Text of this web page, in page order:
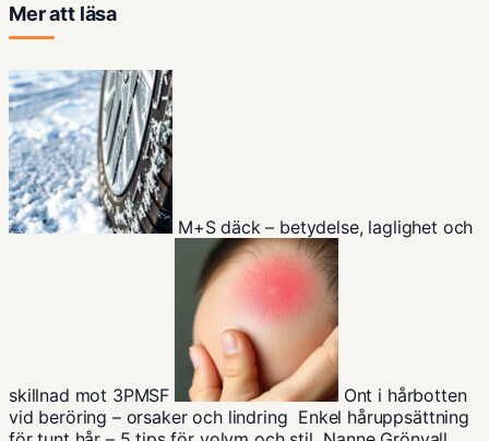
Mer att läsa
M+S däck – betydelse, laglighet och
skillnad mot 3PMSF
Ont i hårbotten
vid beröring – orsaker och lindring Enkel håruppsättning